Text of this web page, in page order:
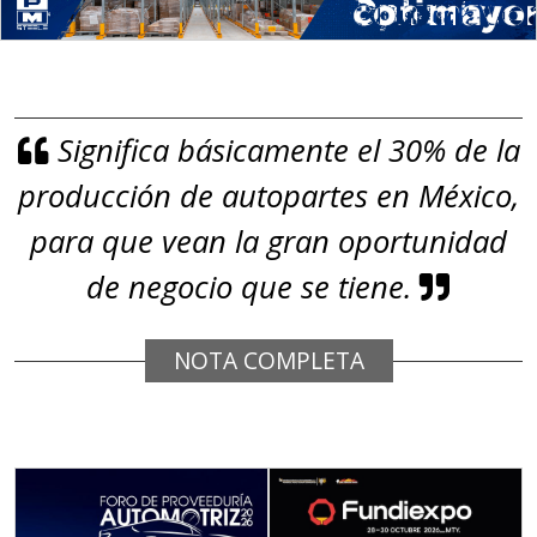
gestión ambiental.
Empresa en Jalisco
Requiere:
Especificaciones:
De alta pureza y composición
Garantizar composición química y
de calidad y gestión ambiental.
Aplicar al Requerimiento
Significa básicamente el 30% de la
producción de autopartes en México,
para que vean la gran oportunidad
de negocio que se tiene.
NOTA COMPLETA